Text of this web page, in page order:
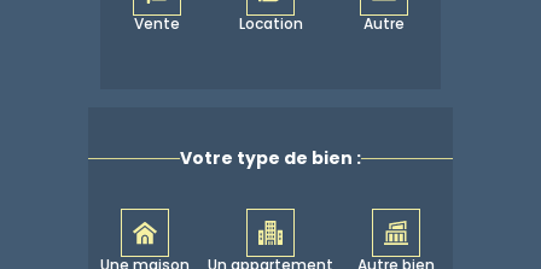
Vente Location Autre
Votre type de bien :
Une maison Un appartement Autre bien